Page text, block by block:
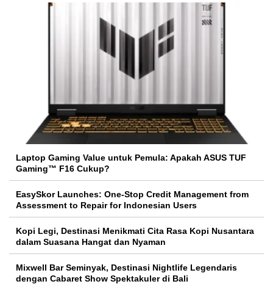
Laptop Gaming Value untuk Pemula: Apakah ASUS TUF
Gaming™ F16 Cukup?
EasySkor Launches: One-Stop Credit Management from
Assessment to Repair for Indonesian Users
Kopi Legi, Destinasi Menikmati Cita Rasa Kopi Nusantara
dalam Suasana Hangat dan Nyaman
Mixwell Bar Seminyak, Destinasi Nightlife Legendaris
dengan Cabaret Show Spektakuler di Bali